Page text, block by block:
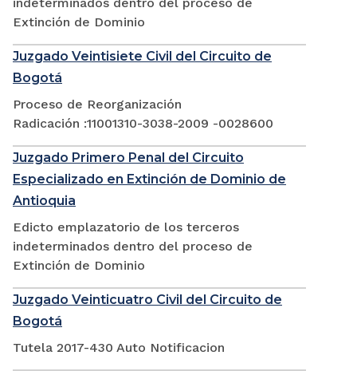
Extinción de Dominio
Juzgado Veintisiete Civil del Circuito de
Bogotá
Proceso de Reorganización
Radicación :11001310-3038-2009 -0028600
Juzgado Primero Penal del Circuito
Especializado en Extinción de Dominio de
Antioquia
Edicto emplazatorio de los terceros
indeterminados dentro del proceso de
Extinción de Dominio
Juzgado Veinticuatro Civil del Circuito de
Bogotá
Tutela 2017-430 Auto Notificacion